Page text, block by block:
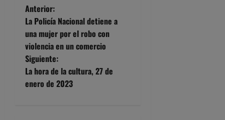
N
a
v
e
Anterior:
La Policía Nacional detiene a
una mujer por el robo con
violencia en un comercio
Siguiente:
La hora de la cultura, 27 de
enero de 2023